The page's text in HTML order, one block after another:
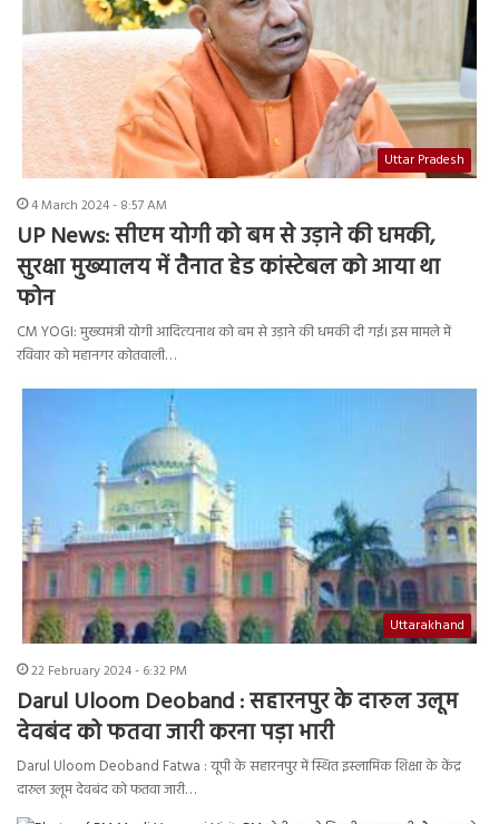
Uttar Pradesh
4 March 2024 - 8:57 AM
UP News: सीएम योगी को बम से उड़ाने की धमकी,
सुरक्षा मुख्यालय में तैनात हेड कांस्टेबल को आया था
फोन
CM YOGI: मुख्यमंत्री योगी आदित्यनाथ को बम से उड़ाने की धमकी दी गई। इस मामले में
रविवार को महानगर कोतवाली…
Uttarakhand
22 February 2024 - 6:32 PM
Darul Uloom Deoband : सहारनपुर के दारुल उलूम
देवबंद को फतवा जारी करना पड़ा भारी
Darul Uloom Deoband Fatwa : यूपी के सहारनपुर में स्थित इस्लामिक शिक्षा के केंद्र
दारुल उलूम देवबंद को फतवा जारी…